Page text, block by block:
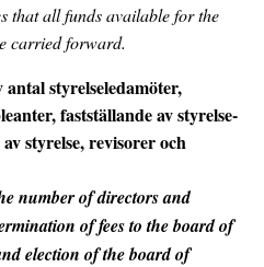
that all funds available for the
carried forward.
antal styrelseledamöter,
fastställande av styrelse-
styrelse, revisorer och
number of directors and
of fees to the board of
election of the board of